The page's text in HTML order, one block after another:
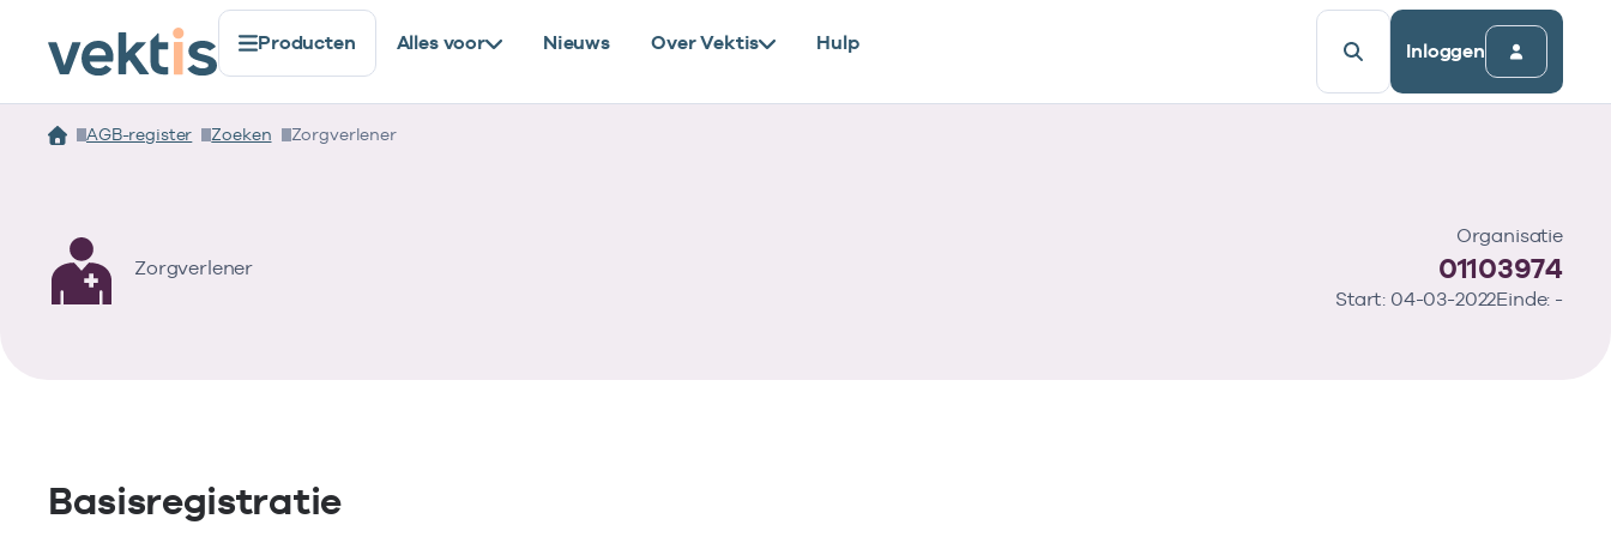
Producten Alles voor Nieuws Over Vektis Hulp Inloggen
AGB-register Zoeken Zorgverlener
Zorgverlener
Organisatie
01103974
Start: 04-03-2022Einde: -
Basisregistratie